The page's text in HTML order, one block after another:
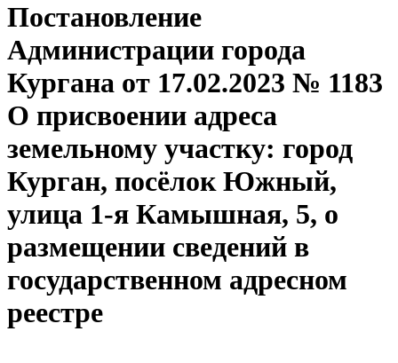
Постановление
Администрации города
Кургана от 17.02.2023 № 1183
О присвоении адреса
земельному участку: город
Курган, посёлок Южный,
улица 1-я Камышная, 5, о
размещении сведений в
государственном адресном
реестре